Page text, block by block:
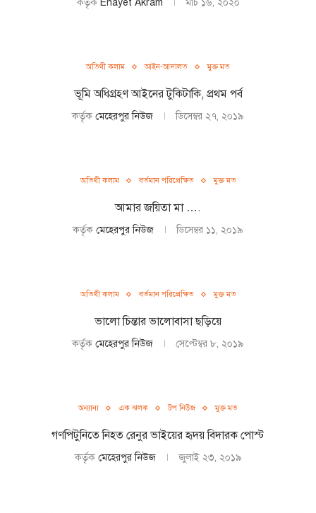
কর্তৃক Enayet Akram মার্চ ১৬, ২০২০
অতিথী কলাম আইন-আদালত মুক্ত মত
ভূমি অধিগ্রহণ আইনের টুকিটাকি, প্রথম পর্ব
কর্তৃক মেহেরপুর নিউজ ডিসেম্বর ২৭, ২০১৯
অতিথী কলাম বর্তমান পরিপ্রেক্ষিত মুক্ত মত
আমার জয়িতা মা ….
কর্তৃক মেহেরপুর নিউজ ডিসেম্বর ১১, ২০১৯
অতিথী কলাম বর্তমান পরিপ্রেক্ষিত মুক্ত মত
ভালো চিন্তার ভালোবাসা ছড়িয়ে
কর্তৃক মেহেরপুর নিউজ সেপ্টেম্বর ৮, ২০১৯
অন্যান্য এক ঝলক টপ নিউজ মুক্ত মত
গণপিটুনিতে নিহত রেনুর ভাইয়ের হৃদয় বিদারক পোস্ট
কর্তৃক মেহেরপুর নিউজ জুলাই ২৩, ২০১৯